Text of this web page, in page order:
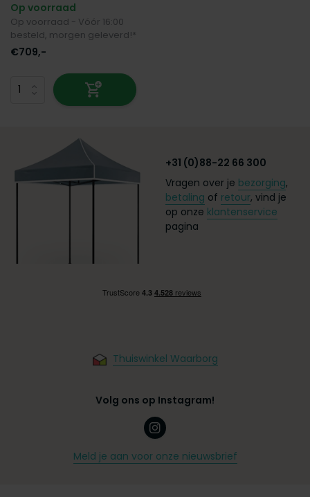
Op voorraad
Op voorraad - Vóór 16:00
besteld, morgen geleverd!*
€709,-
+31 (0)88-22 66 300
Vragen over je bezorging,
betaling of retour, vind je
op onze klantenservice
pagina
Thuiswinkel Waarborg
Volg ons op Instagram!
Meld je aan voor onze nieuwsbrief